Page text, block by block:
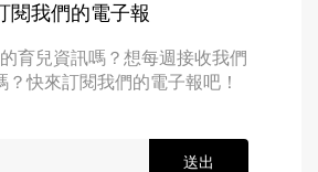
閱我們的電子報
育兒資訊嗎？想每週接收我們
？快來訂閱我們的電子報吧！
送出